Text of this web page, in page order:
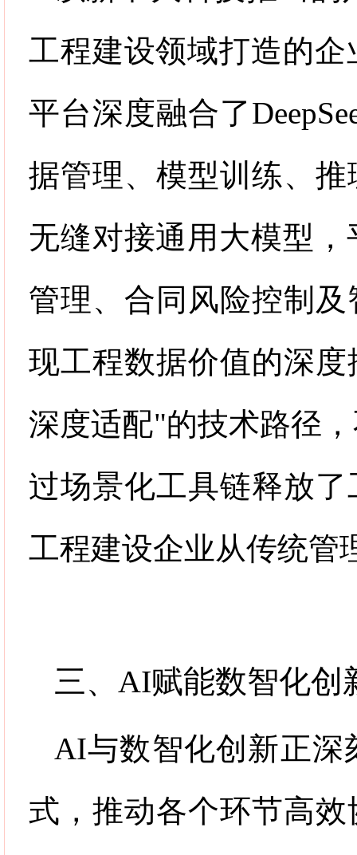
工程建设领域打造的企
平台深度融合了
据管理、模型训练、
无缝对接通用大模型，
管理、合同风险控制
现工程数据价值的深
深度适配"的技术路径
过场景化工具链释放
工程建设企业从传统管
三、 AI赋能数智化创
AI与数智化创新正深
式，推动各个环节高